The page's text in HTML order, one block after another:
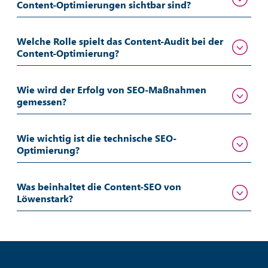
Content-Optimierungen sichtbar sind?
Welche Rolle spielt das Content-Audit bei der
Content-Optimierung?
Wie wird der Erfolg von SEO-Maßnahmen
gemessen?
Wie wichtig ist die technische SEO-
Optimierung?
Was beinhaltet die Content-SEO von
Löwenstark?